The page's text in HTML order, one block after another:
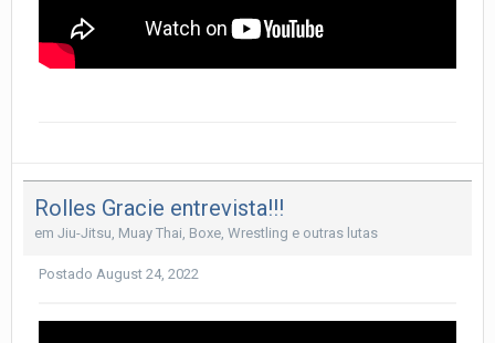
Rolles Gracie entrevista!!!
em Jiu-Jitsu, Muay Thai, Boxe, Wrestling e outras lutas
Postado August 24, 2022